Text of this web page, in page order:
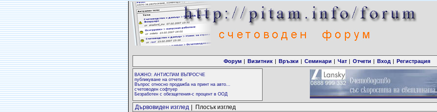
Форум | Визитник | Връзки | Семинари | Чат | Отчети | Вход | Регистрация
ВАЖНО: АНТИСПАМ ВЪПРОСЧЕ
публикуване на отчети
Въпрос относно продажба на принт на авто...
счетоводен софтуер
Безработен с обезщетения-с процент в ООД
Дървовиден изглед | Плосък изглед